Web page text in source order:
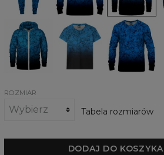
Bluza
zamkiem
Coldsnap
Damski
t-
shirt
Coldsnap
Damska
bluza
Coldsnap
ROZMIAR
Tabela rozmiarów
DODAJ DO KOSZYKA